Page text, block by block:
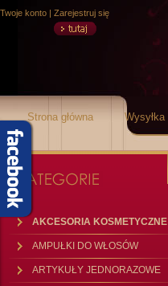
Twoje konto | Zarejestruj się
Strona główna Wysyłka
AKCESORIA KOSMETYCZNE
AMPUŁKI DO WŁOSÓW
ARTYKUŁY JEDNORAZOWE